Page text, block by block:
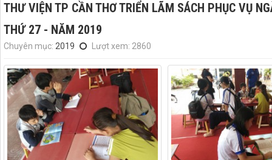
THƯ VIỆN TP CẦN THƠ TRIỂN LÃM SÁCH PHỤC VỤ
THỨ 27 - NĂM 2019
Chuyên mục: 2019 Lượt xem: 2860